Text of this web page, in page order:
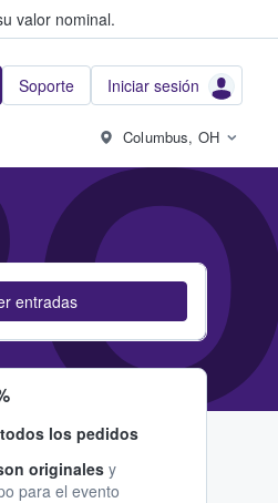
valor nominal.
Soporte Iniciar sesión
Columbus, OH
entradas
los pedidos
originales y
para el evento